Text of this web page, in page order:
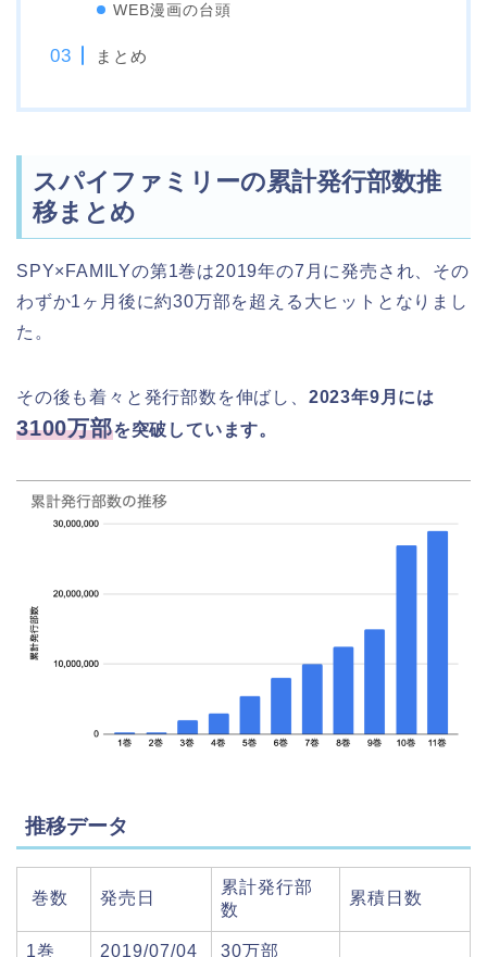
WEB漫画の台頭
まとめ
スパイファミリーの累計発行部数推
移まとめ
SPY×FAMILYの第1巻は2019年の7月に発売され、その
わずか1ヶ月後に約30万部を超える大ヒットとなりまし
た。
その後も着々と発行部数を伸ばし、 2023年9月には
3100万部を突破しています。
推移データ
巻数 発売日
累計発行部
数
累積日数
1巻 2019/07/04 30万部